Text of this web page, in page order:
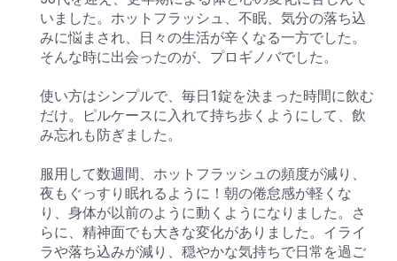
いました。ホットフラッシュ、不眠、気分の落ち込
みに悩まされ、日々の生活が辛くなる一方でした。
そんな時に出会ったのが、プロギノバでした。
使い方はシンプルで、毎日1錠を決まった時間に飲む
だけ。ピルケースに入れて持ち歩くようにして、飲
み忘れも防ぎました。
服用して数週間、ホットフラッシュの頻度が減り、
夜もぐっすり眠れるように！朝の倦怠感が軽くな
り、身体が以前のように動くようになりました。さ
らに、精神面でも大きな変化がありました。イライ
ラや落ち込みが減り、穏やかな気持ちで日常を過ご